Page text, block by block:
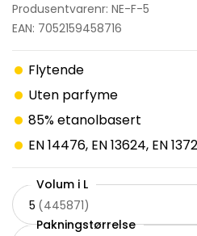
Produsentvarenr: NE-F-5
EAN: 7052159458716
Flytende
Uten parfyme
85% etanolbasert
EN 14476, EN 13624, EN
Volum i L
5 (445871)
Pakningstørrelse